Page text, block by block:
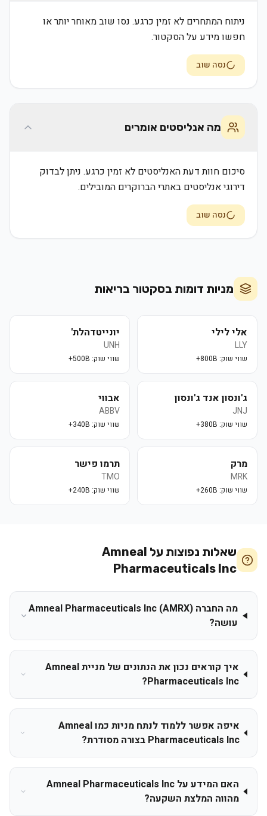
ניתוח המתחרים לא זמין כרגע. נסו שוב מאוחר יותר או
חפשו מידע על הסקטור.
נסה שוב
מה אנליסטים אומרים
סיכום חוות דעת האנליסטים לא זמין כרגע. ניתן לבדוק
דירוגי אנליסטים באתרי הברוקרים המובילים.
נסה שוב
מניות דומות בסקטור בריאות
אלי לילי
LLY
שווי שוק: 800B+
יונייטדהלת'
UNH
שווי שוק: 500B+
ג'ונסון אנד ג'ונסון
JNJ
שווי שוק: 380B+
אבווי
ABBV
שווי שוק: 340B+
מרק
MRK
שווי שוק: 260B+
תרמו פישר
TMO
שווי שוק: 240B+
שאלות נפוצות על Amneal
Pharmaceuticals Inc
מה החברה Amneal Pharmaceuticals Inc (AMRX)
עושה?
איך קוראים נכון את הנתונים של מניית Amneal
Pharmaceuticals Inc?
איפה אפשר ללמוד לנתח מניות כמו Amneal
Pharmaceuticals Inc בצורה מסודרת?
האם המידע על Amneal Pharmaceuticals Inc
מהווה המלצת השקעה?